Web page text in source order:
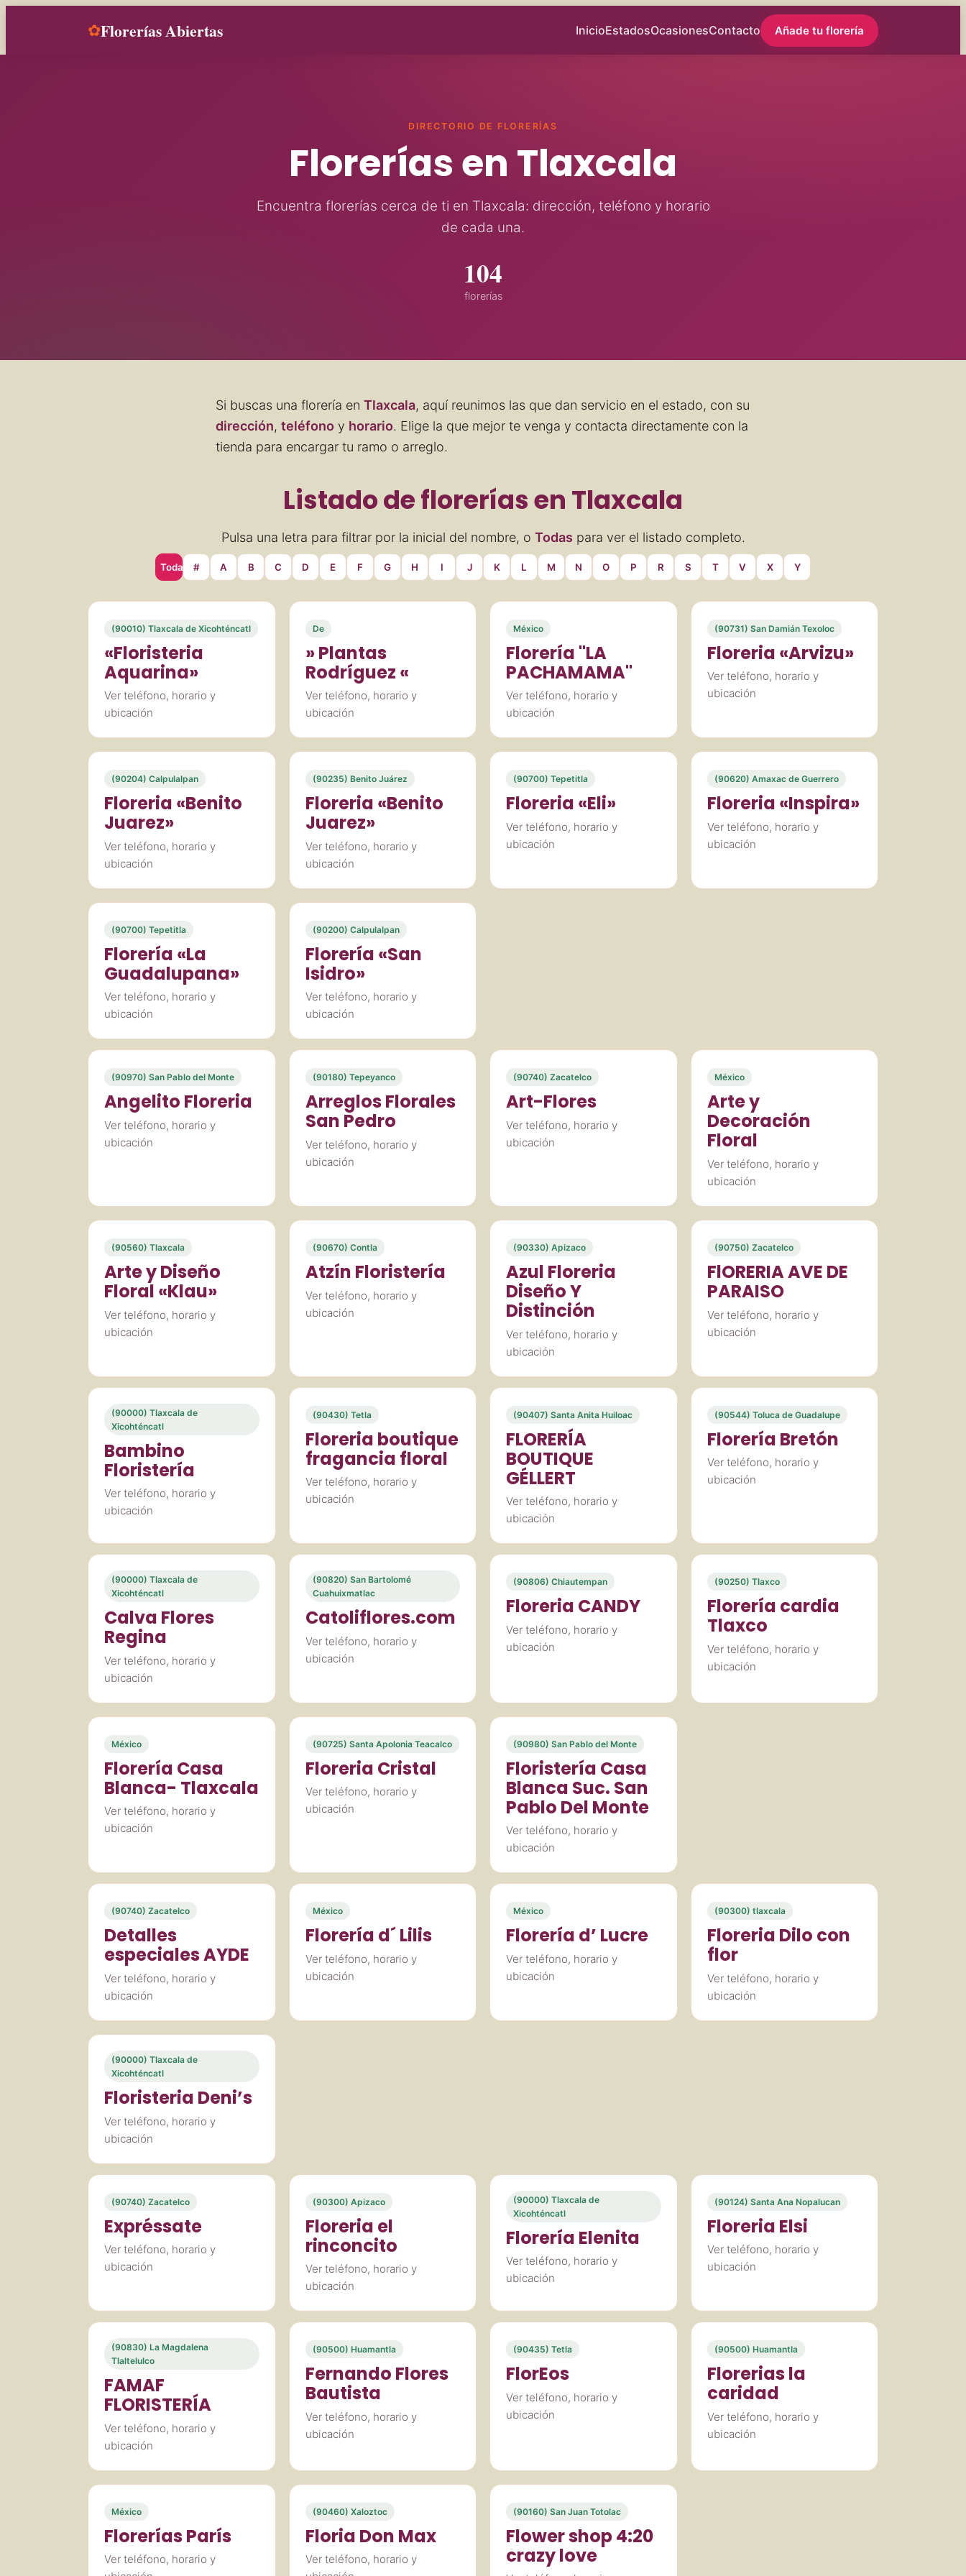
✿Florerías Abiertas InicioEstadosOcasionesContacto Añade tu florería
DIRECTORIO DE FLORERÍAS
Florerías en Tlaxcala
Encuentra florerías cerca de ti en Tlaxcala: dirección, teléfono y horario
de cada una.
104
florerías
Si buscas una florería en Tlaxcala, aquí reunimos las que dan servicio en el estado, con su
dirección, teléfono y horario. Elige la que mejor te venga y contacta directamente con la
tienda para encargar tu ramo o arreglo.
Listado de florerías en Tlaxcala
Pulsa una letra para filtrar por la inicial del nombre, o Todas para ver el listado completo.
Todas # A B C D E F G H I J K L M N O P R S T V X Y
(90010) Tlaxcala de Xicohténcatl
«Floristeria
Aquarina»
Ver teléfono, horario y
ubicación
De
» Plantas
Rodríguez «
Ver teléfono, horario y
ubicación
México
Florería "LA
PACHAMAMA"
Ver teléfono, horario y
ubicación
(90731) San Damián Texoloc
Floreria «Arvizu»
Ver teléfono, horario y
ubicación
(90204) Calpulalpan
Floreria «Benito
Juarez»
Ver teléfono, horario y
ubicación
(90235) Benito Juárez
Floreria «Benito
Juarez»
Ver teléfono, horario y
ubicación
(90700) Tepetitla
Floreria «Eli»
Ver teléfono, horario y
ubicación
(90620) Amaxac de Guerrero
Floreria «Inspira»
Ver teléfono, horario y
ubicación
(90700) Tepetitla
Florería «La
Guadalupana»
Ver teléfono, horario y
ubicación
(90200) Calpulalpan
Florería «San
Isidro»
Ver teléfono, horario y
ubicación
(90970) San Pablo del Monte
Angelito Floreria
Ver teléfono, horario y
ubicación
(90180) Tepeyanco
Arreglos Florales
San Pedro
Ver teléfono, horario y
ubicación
(90740) Zacatelco
Art-Flores
Ver teléfono, horario y
ubicación
México
Arte y
Decoración
Floral
Ver teléfono, horario y
ubicación
(90560) Tlaxcala
Arte y Diseño
Floral «Klau»
Ver teléfono, horario y
ubicación
(90670) Contla
Atzín Floristería
Ver teléfono, horario y
ubicación
(90330) Apizaco
Azul Floreria
Diseño Y
Distinción
Ver teléfono, horario y
ubicación
(90750) Zacatelco
FlORERIA AVE DE
PARAISO
Ver teléfono, horario y
ubicación
(90000) Tlaxcala de
Xicohténcatl
Bambino
Floristería
Ver teléfono, horario y
ubicación
(90430) Tetla
Floreria boutique
fragancia floral
Ver teléfono, horario y
ubicación
(90407) Santa Anita Huiloac
FLORERÍA
BOUTIQUE
GÉLLERT
Ver teléfono, horario y
ubicación
(90544) Toluca de Guadalupe
Florería Bretón
Ver teléfono, horario y
ubicación
(90000) Tlaxcala de
Xicohténcatl
Calva Flores
Regina
Ver teléfono, horario y
ubicación
(90820) San Bartolomé
Cuahuixmatlac
Catoliflores.com
Ver teléfono, horario y
ubicación
(90806) Chiautempan
Floreria CANDY
Ver teléfono, horario y
ubicación
(90250) Tlaxco
Florería cardia
Tlaxco
Ver teléfono, horario y
ubicación
México
Florería Casa
Blanca- Tlaxcala
Ver teléfono, horario y
ubicación
(90725) Santa Apolonia Teacalco
Floreria Cristal
Ver teléfono, horario y
ubicación
(90980) San Pablo del Monte
Floristería Casa
Blanca Suc. San
Pablo Del Monte
Ver teléfono, horario y
ubicación
(90740) Zacatelco
Detalles
especiales AYDE
Ver teléfono, horario y
ubicación
México
Florería d´ Lilis
Ver teléfono, horario y
ubicación
México
Florería d’ Lucre
Ver teléfono, horario y
ubicación
(90300) tlaxcala
Floreria Dilo con
flor
Ver teléfono, horario y
ubicación
(90000) Tlaxcala de
Xicohténcatl
Floristeria Deni’s
Ver teléfono, horario y
ubicación
(90740) Zacatelco
Expréssate
Ver teléfono, horario y
ubicación
(90300) Apizaco
Floreria el
rinconcito
Ver teléfono, horario y
ubicación
(90000) Tlaxcala de
Xicohténcatl
Florería Elenita
Ver teléfono, horario y
ubicación
(90124) Santa Ana Nopalucan
Floreria Elsi
Ver teléfono, horario y
ubicación
(90830) La Magdalena
Tlaltelulco
FAMAF
FLORISTERÍA
Ver teléfono, horario y
ubicación
(90500) Huamantla
Fernando Flores
Bautista
Ver teléfono, horario y
ubicación
(90435) Tetla
FlorEos
Ver teléfono, horario y
ubicación
(90500) Huamantla
Florerias la
caridad
Ver teléfono, horario y
ubicación
México
Florerías París
Ver teléfono, horario y
(90460) Xaloztoc
Floria Don Max
Ver teléfono, horario y
(90160) San Juan Totolac
Flower shop 4:20
crazy love